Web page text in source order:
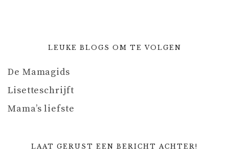
LEUKE BLOGS OM TE VOLGEN
De Mamagids
Lisetteschrijft
Mama’s liefste
LAAT GERUST EEN BERICHT ACHTER!